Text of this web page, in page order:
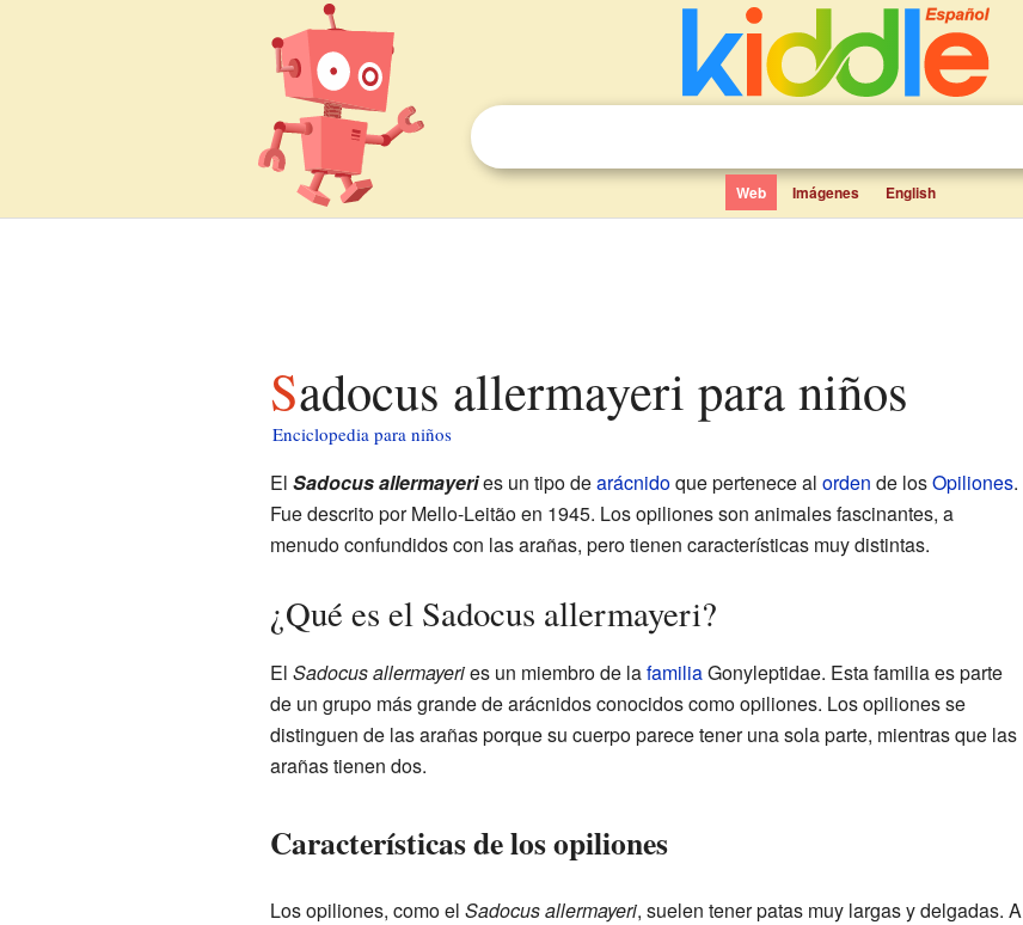
Web Imágenes English
Sadocus allermayeri para niños
Enciclopedia para niños
El Sadocus allermayeries un tipo dearácnidoque pertenece al orden de losOpiliones.
Fue descrito por Mello-Leitão en 1945. Los opiliones son animales fascinantes, a
menudo confundidos con las arañas, pero tienen características muy distintas.
¿Qué es el Sadocus allermayeri?
El Sadocus allermayeries un miembro de lafamiliaGonyleptidae. Esta familia es parte
de un grupo más grande de arácnidos conocidos como opiliones. Los opiliones se
distinguen de las arañas porque su cuerpo parece tener una sola parte, mientras que las
arañas tienen dos.
Características de los opiliones
Los opiliones, como el Sadocus allermayeri, suelen tener patas muy largas y delgadas. A